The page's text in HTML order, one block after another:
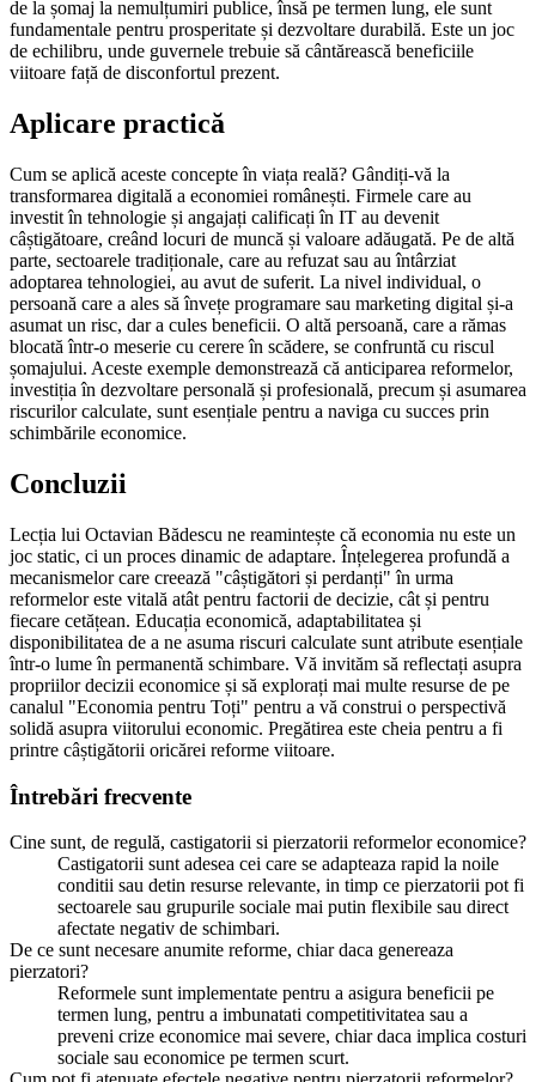
de la șomaj la nemulțumiri publice, însă pe termen lung, ele sunt
fundamentale pentru prosperitate și dezvoltare durabilă. Este un joc
de echilibru, unde guvernele trebuie să cântărească beneficiile
viitoare față de disconfortul prezent.
Aplicare practică
Cum se aplică aceste concepte în viața reală? Gândiți-vă la
transformarea digitală a economiei românești. Firmele care au
investit în tehnologie și angajați calificați în IT au devenit
câștigătoare, creând locuri de muncă și valoare adăugată. Pe de altă
parte, sectoarele tradiționale, care au refuzat sau au întârziat
adoptarea tehnologiei, au avut de suferit. La nivel individual, o
persoană care a ales să învețe programare sau marketing digital și-a
asumat un risc, dar a cules beneficii. O altă persoană, care a rămas
blocată într-o meserie cu cerere în scădere, se confruntă cu riscul
șomajului. Aceste exemple demonstrează că anticiparea reformelor,
investiția în dezvoltare personală și profesională, precum și asumarea
riscurilor calculate, sunt esențiale pentru a naviga cu succes prin
schimbările economice.
Concluzii
Lecția lui Octavian Bădescu ne reamintește că economia nu este un
joc static, ci un proces dinamic de adaptare. Înțelegerea profundă a
mecanismelor care creează "câștigători și perdanți" în urma
reformelor este vitală atât pentru factorii de decizie, cât și pentru
fiecare cetățean. Educația economică, adaptabilitatea și
disponibilitatea de a ne asuma riscuri calculate sunt atribute esențiale
într-o lume în permanentă schimbare. Vă invităm să reflectați asupra
propriilor decizii economice și să explorați mai multe resurse de pe
canalul "Economia pentru Toți" pentru a vă construi o perspectivă
solidă asupra viitorului economic. Pregătirea este cheia pentru a fi
printre câștigătorii oricărei reforme viitoare.
Întrebări frecvente
Cine sunt, de regulă, castigatorii si pierzatorii reformelor economice?
Castigatorii sunt adesea cei care se adapteaza rapid la noile
conditii sau detin resurse relevante, in timp ce pierzatorii pot fi
sectoarele sau grupurile sociale mai putin flexibile sau direct
afectate negativ de schimbari.
De ce sunt necesare anumite reforme, chiar daca genereaza
pierzatori?
Reformele sunt implementate pentru a asigura beneficii pe
termen lung, pentru a imbunatati competitivitatea sau a
preveni crize economice mai severe, chiar daca implica costuri
sociale sau economice pe termen scurt.